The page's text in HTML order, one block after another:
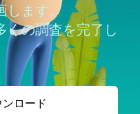
します。
くの調査を完了し
ロード